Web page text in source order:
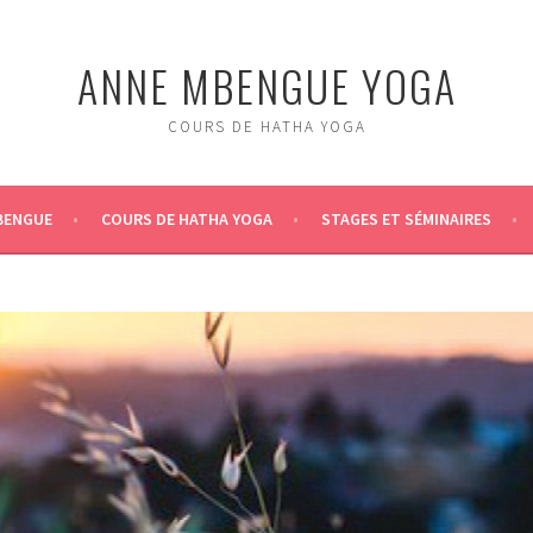
ANNE MBENGUE YOGA
COURS DE HATHA YOGA
COURS DE HATHA YOGA STAGES ET SÉMINAIRES